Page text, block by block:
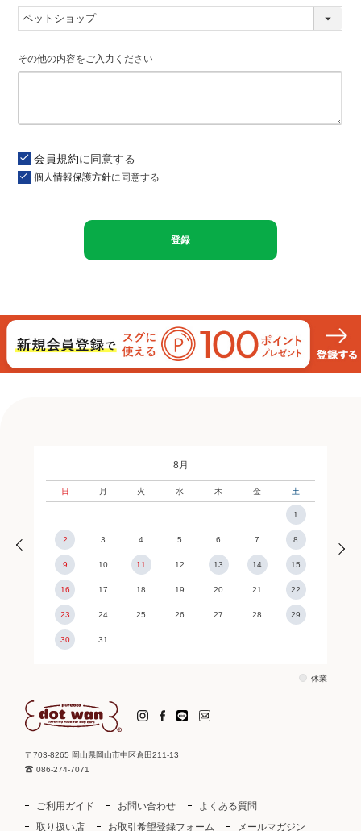
その他の内容をご入力ください
会員規約に同意する
個人情報保護方針に同意する
登録
8月
日 月 火 水 木 金 土
1
2 3 4 5 6 7 8
9 10 11 12 13 14 15
16 17 18 19 20 21 22
23 24 25 26 27 28 29
30 31
休業
〒703-8265 岡山県岡山市中区倉田211-13
086-274-7071
ご利用ガイド お問い合わせ
よくある質問
取り扱い店
お取引希望登録フォーム メールマガジン